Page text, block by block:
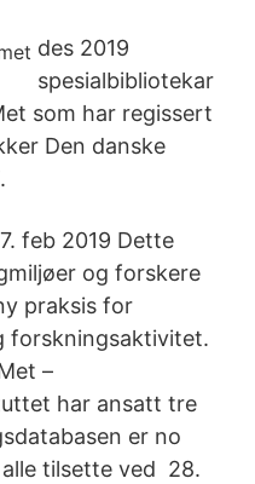
des 2019
spesialbibliotekar
som har regissert
Den danske
feb 2019 Dette
og forskere
praksis for
forskningsaktivitet.
–
har ansatt tre
er no
tilsette ved 28.